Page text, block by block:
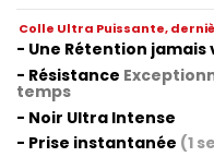
Colle Ultra Puissante,
- Une Rétention
- Résistance
temps
- Noir Ultra Intense
- Prise instantanée (1